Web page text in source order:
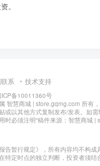
。
系 技术支持
ICP备10011360号
智慧商城 | store.gqmg.com 所有
或以其他方式复制发布/发表。如需
时必须注明"稿件来源：智慧商城 |
告暂行规定》，所有内容均不构
特定时点的独立判断，投资者须